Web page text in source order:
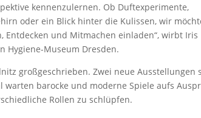
kennenzulernen. Ob Duftexperimente,
oder ein Blick hinter die Kulissen, wir
Entdecken und Mitmachen einladen“, wirbt Iris
Hygiene-Museum Dresden.
großgeschrieben. Zwei neue Ausstellungen
warten barocke und moderne Spiele aufs
Rollen zu schlüpfen.